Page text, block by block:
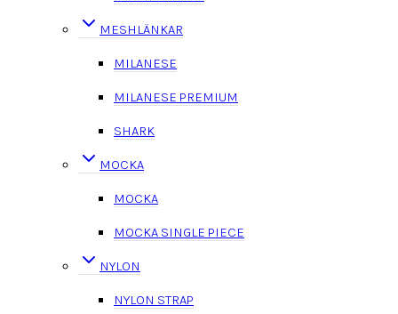
MESHLÄNKAR
MILANESE
MILANESE PREMIUM
SHARK
MOCKA
MOCKA
MOCKA SINGLE PIECE
NYLON
NYLON STRAP